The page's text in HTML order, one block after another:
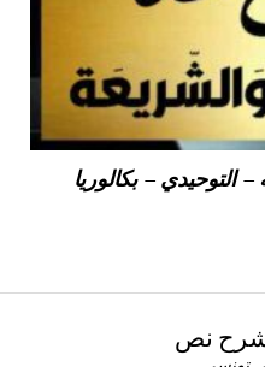
– بكالوريا
نص